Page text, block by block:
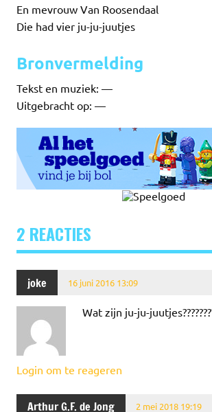
En mevrouw Van Roosendaal
Die had vier ju-ju-juutjes
Bronvermelding
Tekst en muziek: —
Uitgebracht op: —
2 REACTIES
joke 16 juni 2016 13:09
Wat zijn ju-ju-
Login om te reageren
Arthur G.F. de Jong 2 mei 2018 19:19